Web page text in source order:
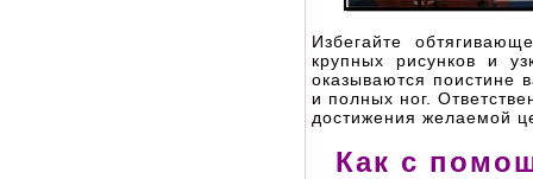
Избегайте
крупных рисунков и
оказываются поистине
и полных ног.
достижения желаемой
Как с